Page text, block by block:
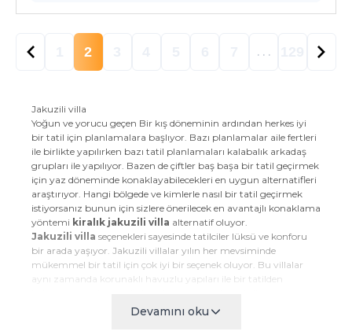
2 . . .
Jakuzili villa
Yoğun ve yorucu geçen Bir kış döneminin ardından herkes iyi
bir tatil için planlamalara başlıyor. Bazı planlamalar aile fertleri
ile birlikte yapılırken bazı tatil planlamaları kalabalık arkadaş
grupları ile yapılıyor. Bazen de çiftler baş başa bir tatil geçirmek
için yaz döneminde konaklayabilecekleri en uygun alternatifleri
araştırıyor. Hangi bölgede ve kimlerle nasıl bir tatil geçirmek
istiyorsanız bunun için sizlere önerilecek en avantajlı konaklama
yöntemi kiralık jakuzili villa alternatif oluyor.
Jakuzili villa seçenekleri sayesinde tatilciler lüksü ve konforu
bir arada yaşıyor. Jakuzili villalar yılın her mevsiminde
mükemmel bir tatil için çok iyi bir seçenek oluyor. Bu villalar
aynı zamanda korunaklı havuzlu yapıları ile bir tatilden
Jakuzili villa ile lüks bir tatil geçirin
Devamını oku